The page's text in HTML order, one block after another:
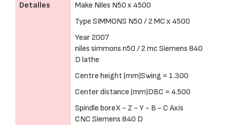
Detalles
Make Niles N50 x 4500
Type SIMMONS N50 / 2 MC x 4500
Year 2007
niles simmons n50 / 2 mc Siemens 840
D lathe
Centre height (mm)Swing = 1.300
Center distance (mm)DBC = 4.500
Spindle boreX - Z - Y - B - C Axis
CNC Siemens 840 D